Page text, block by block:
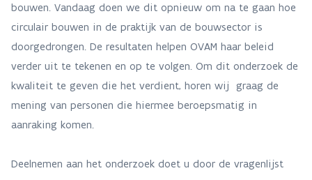
bouwen. Vandaag doen we dit opnieuw om na te gaan hoe
circulair bouwen in de praktijk van de bouwsector is
doorgedrongen. De resultaten helpen OVAM haar beleid
verder uit te tekenen en op te volgen. Om dit onderzoek de
kwaliteit te geven die het verdient, horen wij graag de
mening van personen die hiermee beroepsmatig in
aanraking komen.
Deelnemen aan het onderzoek doet u door de vragenlijst